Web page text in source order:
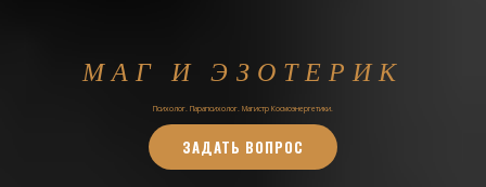
МАГ И ЭЗОТЕРИК
Психолог. Парапсихолог. Магистр Космоэнергетики.
ЗАДАТЬ ВОПРОС